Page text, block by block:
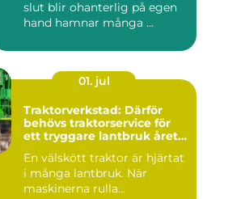
slut blir ohanterlig på egen
hand hamnar många ...
01. jul
Traktorverkstad: Därför
behövs traktorservice för
ett tryggare lantbruk året
En välskött traktor är hjärtat
i många lantbruk. När
maskinerna rulla...